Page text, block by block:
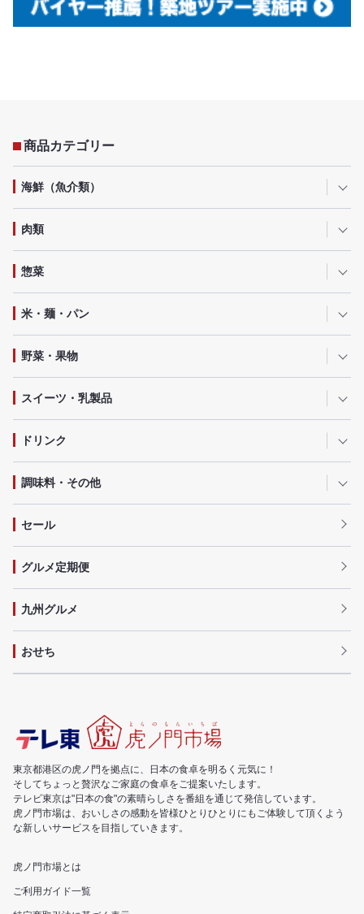
商品カテゴリー
海鮮（魚介類）
肉類
惣菜
米・麺・パン
野菜・果物
スイーツ・乳製品
ドリンク
調味料・その他
セール
グルメ定期便
九州グルメ
おせち
東京都港区の虎ノ門を拠点に、日本の食卓を明るく元気に！
そしてちょっと贅沢なご家庭の食卓をご提案いたします。
テレビ東京は"日本の食"の素晴らしさを番組を通じて発信しています。
虎ノ門市場は、おいしさの感動を皆様ひとりひとりにもご体験して頂くよう
な新しいサービスを目指していきます。
虎ノ門市場とは
ご利用ガイド一覧